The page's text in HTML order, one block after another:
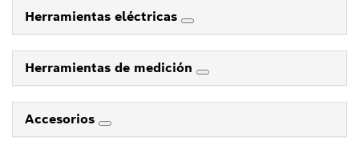
Herramientas eléctricas
Herramientas de medición
Accesorios